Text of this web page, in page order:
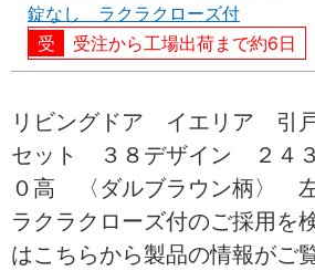
錠なし ラクラクローズ付
受注から工場出荷まで約6日
リビングドア イエリア 引
セット ３８デザイン ２４
０高 〈ダルブラウン柄〉
ラクラクローズ付のご採用を
はこちらから製品の情報がご